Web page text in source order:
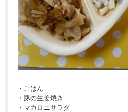
・ごはん
・豚の生姜焼き
・マカロニサラダ